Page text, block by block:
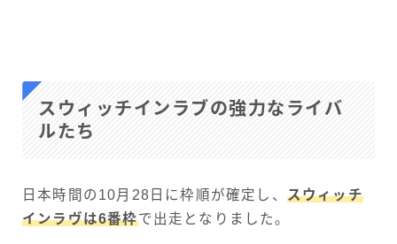
スウィッチインラブの強力なライバ
ルたち
日本時間の10月28日に枠順が確定し、 スウィッチ
インラヴは6番枠で出走となりました。